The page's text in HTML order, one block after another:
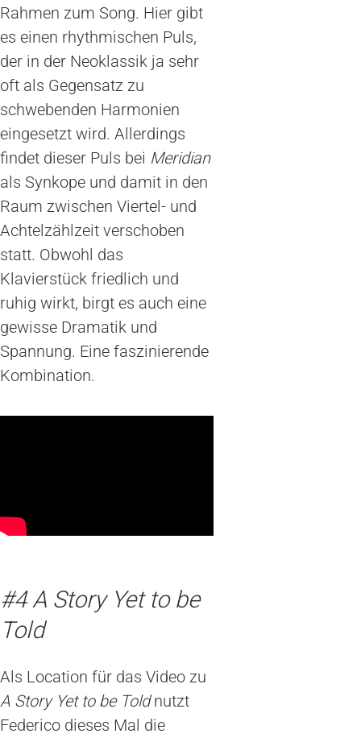
Rahmen zum Song. Hier gibt
es einen rhythmischen Puls,
der in der Neoklassik ja sehr
oft als Gegensatz zu
schwebenden Harmonien
eingesetzt wird. Allerdings
findet dieser Puls bei Meridian
als Synkope und damit in den
Raum zwischen Viertel- und
Achtelzählzeit verschoben
statt. Obwohl das
Klavierstück friedlich und
ruhig wirkt, birgt es auch eine
gewisse Dramatik und
Spannung. Eine faszinierende
Kombination.
#4 A Story Yet to be
Told
Als Location für das Video zu
A Story Yet to be Toldnutzt
Federico dieses Mal die